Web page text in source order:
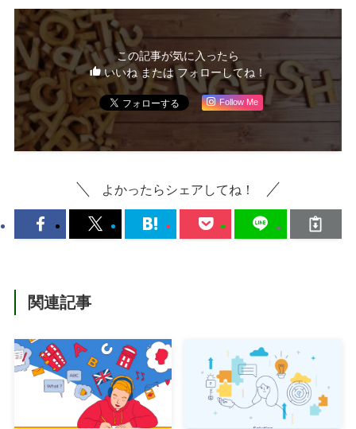
この記事が気に入ったら
いいね または フォローしてね！
Follow Me
よかったらシェアしてね！
関連記事